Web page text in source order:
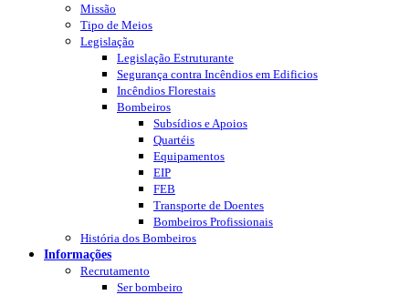
Missão
Tipo de Meios
Legislação
Legislação Estruturante
Segurança contra Incêndios em Edificios
Incêndios Florestais
Bombeiros
Subsídios e Apoios
Quartéis
Equipamentos
EIP
FEB
Transporte de Doentes
Bombeiros Profissionais
História dos Bombeiros
Informações
Recrutamento
Ser bombeiro